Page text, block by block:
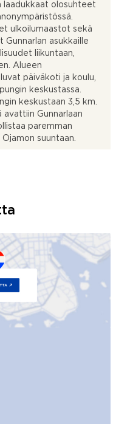
laadukkaat olosuhteet
ulkoilumaastot sekä
asukkaille
liikuntaan,
Alueen
päiväkoti ja koulu,
keskustassa.
keskustaan 3,5 km.
avattiin Gunnarlaan
paremman
suuntaan.